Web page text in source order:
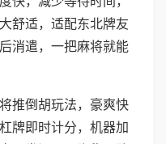
舒适，适配东北牌友
消遣，一把麻将就能
推倒胡玩法，豪爽快
牌即时计分，机器加